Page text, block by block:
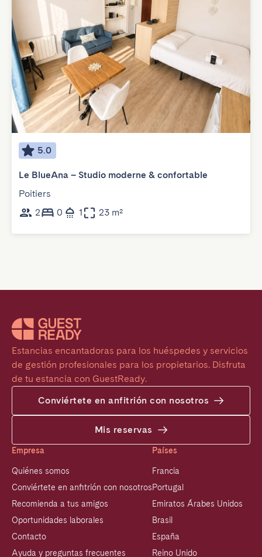
5.0
Le BlueAna – Studio moderne & confortable
Poitiers
2
0 1 23 m²
Estancias encantadoras para los huéspedes y servicios
de gestión profesionales para los propietarios. Disfruta
de tu estancia con GuestReady.
Conviértete en anfitrión con nosotros
Mis reservas
Empresa
Quiénes somos
Conviértete en anfitrión con nosotros
Recomienda a tus amigos
Oportunidades laborales
Contacto
Ayuda y preguntas frecuentes
Países
Francia
Portugal
Emiratos Árabes Unidos
Brasil
España
Reino Unido